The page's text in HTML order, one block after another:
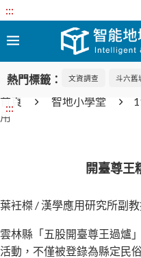
:::
熱門標籤： 文資調查 斗六舊
:::
首頁 智地小學堂
用
開臺尊王
葉衽榤 / 漢學應用研究所副
雲林縣「五股開臺尊王過爐
活動，不僅被登錄為縣定民